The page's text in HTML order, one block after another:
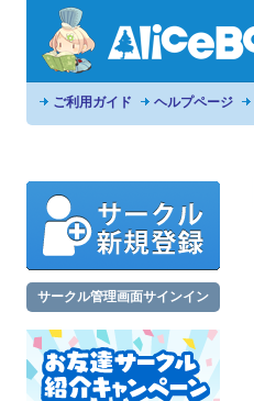
ご利用ガイド ヘルプページ
サークル管理画面サインイン